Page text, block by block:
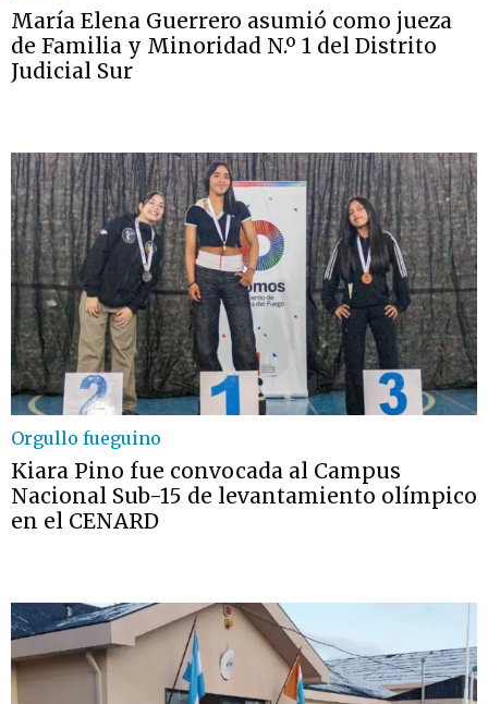
María Elena Guerrero asumió como jueza
de Familia y Minoridad N.º 1 del Distrito
Judicial Sur
Orgullo fueguino
Kiara Pino fue convocada al Campus
Nacional Sub-15 de levantamiento olímpico
en el CENARD